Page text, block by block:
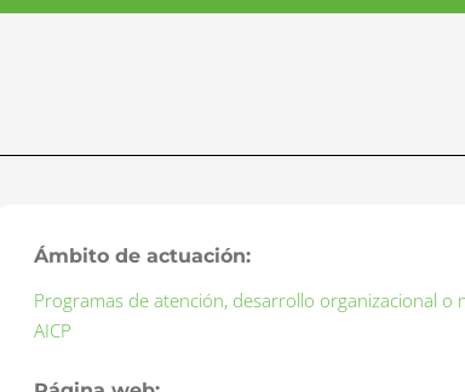
Ámbito de actuación:
Programas de atención, desarrollo organizacional
AICP